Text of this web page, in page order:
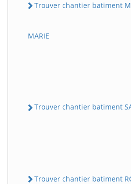
Trouver chantier batiment
MARIE
Trouver chantier batiment
Trouver chantier batiment